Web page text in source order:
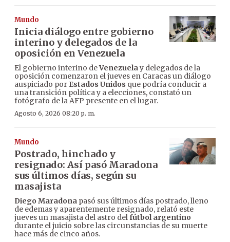
Mundo
Inicia diálogo entre gobierno
interino y delegados de la
oposición en Venezuela
El gobierno interino deVenezuelay delegados de la
oposición comenzaron el jueves en Caracas un diálogo
auspiciado por Estados Unidos que podría conducir a
una transición política y a elecciones, constató un
fotógrafo de la AFP presente en el lugar.
Agosto 6, 2026 08:20 p. m.
Mundo
Postrado, hinchado y
resignado: Así pasó Maradona
sus últimos días, según su
masajista
Diego Maradona pasó sus últimos días postrado, lleno
de edemas y aparentemente resignado, relató este
jueves un masajista del astro delfútbol argentino
durante el juicio sobre las circunstancias de su muerte
hace más de cinco años.